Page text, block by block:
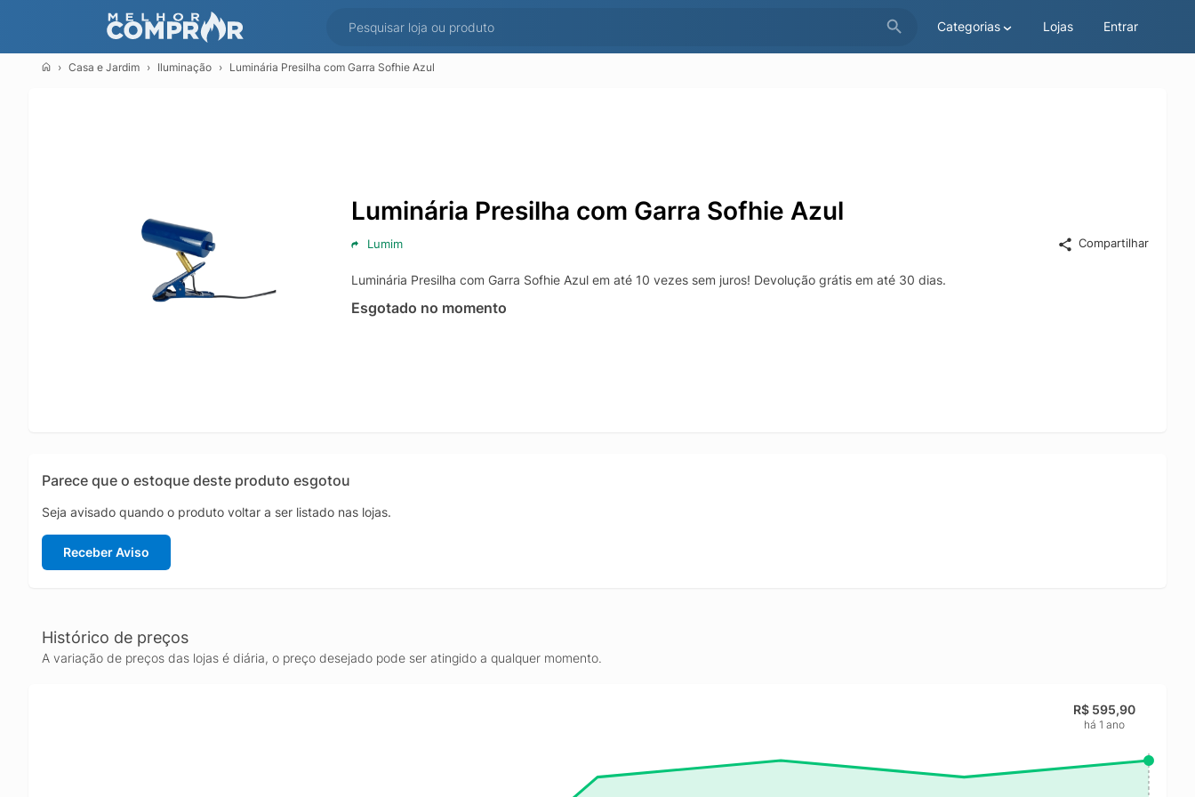
Categorias Lojas Entrar
Casa e Jardim Iluminação Luminária Presilha com Garra Sofhie Azul
Luminária Presilha com Garra Sofhie Azul
Lumim Compartilhar
Luminária Presilha com Garra Sofhie Azul em até 10 vezes sem juros! Devolução grátis em até 30 dias.
Esgotado no momento
Parece que o estoque deste produto esgotou
Seja avisado quando o produto voltar a ser listado nas lojas.
Receber Aviso
Histórico de preços
A variação de preços das lojas é diária, o preço desejado pode ser atingido a qualquer momento.
R$ 595,90
há 1 ano